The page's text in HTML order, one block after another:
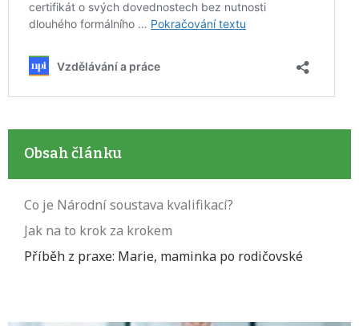
Obsah článku
Co je Národní soustava kvalifikací?
Jak na to krok za krokem
Příběh z praxe: Marie, maminka po rodičovské